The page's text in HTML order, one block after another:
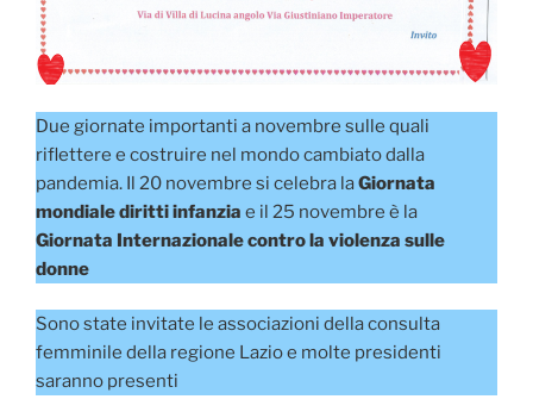
Due giornate importanti a novembre sulle quali
riflettere e costruire nel mondo cambiato dalla
pandemia. Il 20 novembre si celebra laGiornata
mondiale diritti infanzia e il 25 novembre è la
Giornata Internazionale contro la violenza sulle
donne
Sono state invitate le associazioni della consulta
femminile della regione Lazio e molte presidenti
saranno presenti